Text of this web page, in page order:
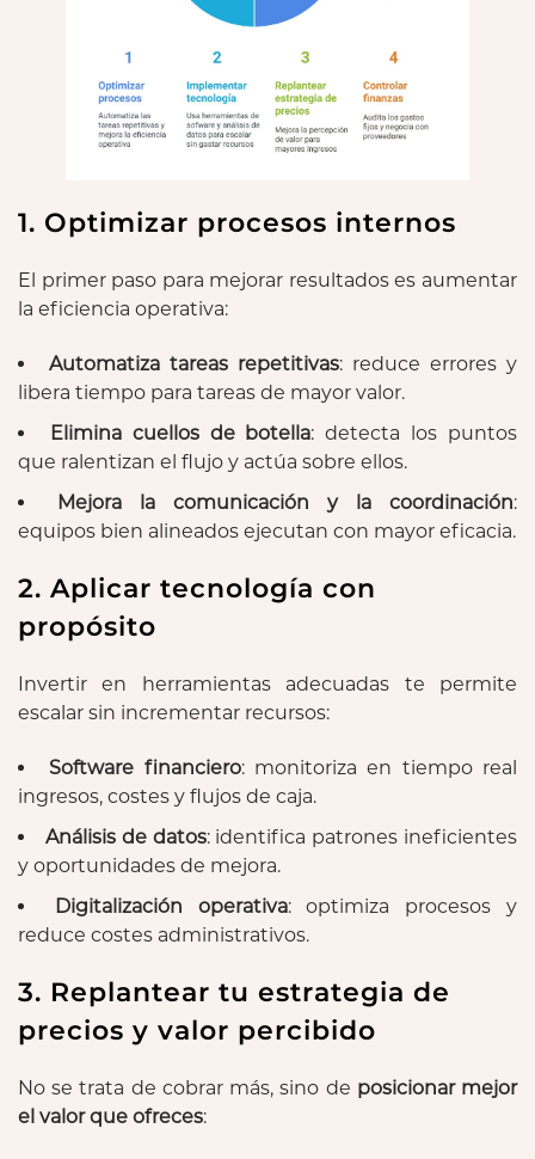
1. Optimizar procesos internos
El primer paso para mejorar resultados es aumentar
la eficiencia operativa:
Automatiza tareas repetitivas: reduce errores y
libera tiempo para tareas de mayor valor.
Elimina cuellos de botella: detecta los puntos
que ralentizan el flujo y actúa sobre ellos.
Mejora la comunicación y la coordinación:
equipos bien alineados ejecutan con mayor eficacia.
2. Aplicar tecnología con
propósito
Invertir en herramientas adecuadas te permite
escalar sin incrementar recursos:
Software financiero: monitoriza en tiempo real
ingresos, costes y flujos de caja.
Análisis de datos: identifica patrones ineficientes
y oportunidades de mejora.
Digitalización operativa: optimiza procesos y
reduce costes administrativos.
3. Replantear tu estrategia de
precios y valor percibido
No se trata de cobrar más, sino de posicionar mejor
el valor que ofreces: